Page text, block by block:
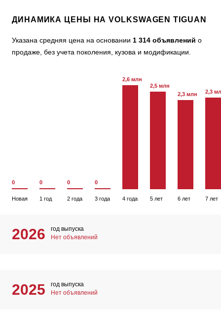
ДИНАМИКА ЦЕНЫ НА VOLKSWAGEN TIGUAN
Указана средняя цена на основании 1 314 объявлений о
продаже, без учета поколения, кузова и модификации.
0
Новая
0
1 год
0
2 года
0
3 года
2,6 млн
4 года
2,5 млн
5 лет
2,3 млн
6 лет
2,3
7 лет
2026
год выпуска
Нет объявлений
2025
год выпуска
Нет объявлений